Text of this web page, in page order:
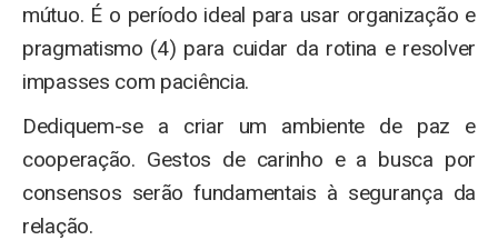
mútuo. É o período ideal para usar organização e
pragmatismo (4) para cuidar da rotina e resolver
impasses com paciência.
Dediquem-se a criar um ambiente de paz e
cooperação. Gestos de carinho e a busca por
consensos serão fundamentais à segurança da
relação.